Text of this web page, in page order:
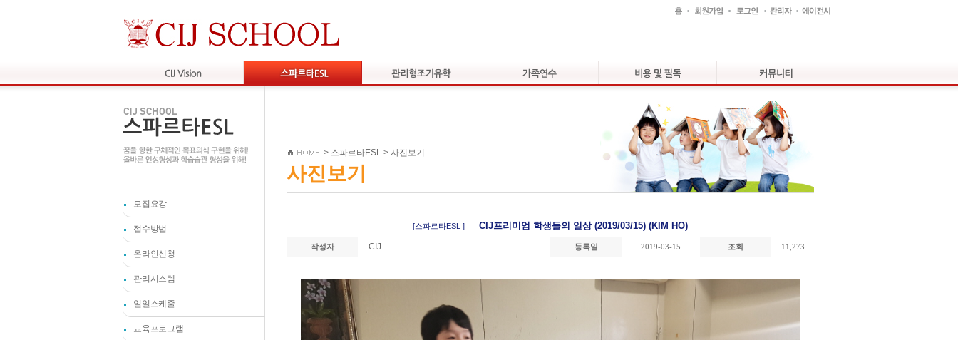
모집요강
접수방법
온라인신청
관리시스템
일일스케줄
교육프로그램
사진보기
> 스파르타ESL > 사진보기
[스파르타ESL ] CIJ프리미엄 학생들의 일상 (2019/03/15) (KIM HO)
작성자 CIJ 등록일 2019-03-15 조회 11,273